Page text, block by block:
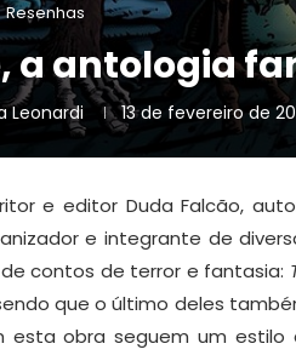
Resenhas
a antologia
Leonardi 13 de fevereiro de
e editor Duda Falcão,
e integrante de
contos de terror e fantasia:
que o último deles
esta obra seguem um estilo